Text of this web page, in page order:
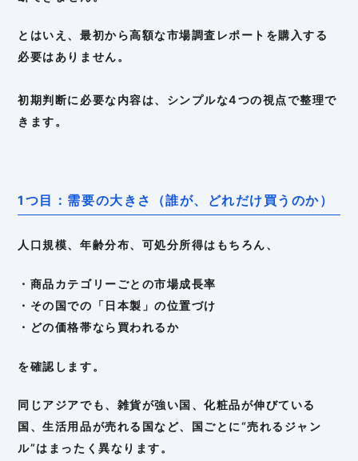
とはいえ、最初から高額な市場調査レポートを購入する
必要はありません。
初期判断に必要な内容は、シンプルな4つの視点で整理で
きます。
1つ目：需要の大きさ（誰が、どれだけ買うのか）
人口規模、年齢分布、可処分所得はもちろん、
・商品カテゴリーごとの市場成長率
・その国での「日本製」の位置づけ
・どの価格帯なら買われるか
を確認します。
同じアジアでも、雑貨が強い国、化粧品が伸びている
国、生活用品が売れる国など、国ごとに“売れるジャン
ル”はまったく異なります。